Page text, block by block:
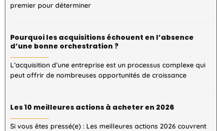
premier pour déterminer
Pourquoi les acquisitions échouent en l’absence
d’une bonne orchestration ?
L’acquisition d’une entreprise est un processus complexe qui
peut offrir de nombreuses opportunités de croissance
Les 10 meilleures actions à acheter en 2026
Si vous êtes pressé(e) : Les meilleures actions 2026 couvrent